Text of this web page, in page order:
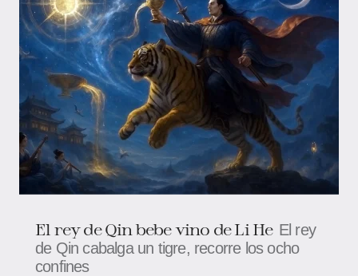
El rey de Qin bebe vino de Li He El rey
de Qin cabalga un tigre, recorre los ocho
confines